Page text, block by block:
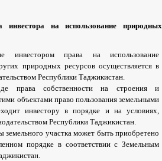
инвестора на использование
природных
инвестором права на
использование
природных ресурсов осуществляется в
Республики Таджикистан.
права собственности на строения
и
объектами право пользования земельными
инвестору в порядке и на условиях,
Республики Таджикистан.
земельного участка может быть приобретено
порядке в соответствии с Земельным
.